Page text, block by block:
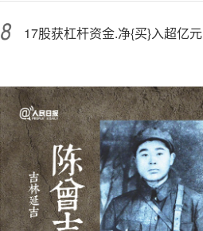
17股获杠杆资金.净{买}入超亿元